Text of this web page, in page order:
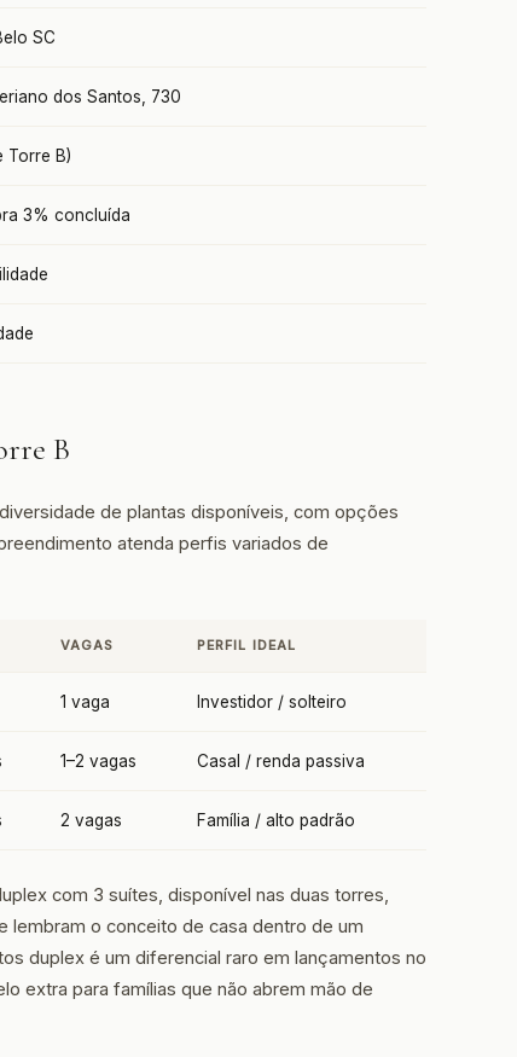
SC
dos Santos, 730
Torre B)
3% concluída
B
de plantas disponíveis, com opções
atenda perfis variados de
VAGAS PERFIL IDEAL
1 vaga Investidor / solteiro
1–2 vagas Casal / renda passiva
2 vagas Família / alto padrão
com 3 suítes, disponível nas duas torres,
o conceito de casa dentro de um
duplex é um diferencial raro em lançamentos no
extra para famílias que não abrem mão de